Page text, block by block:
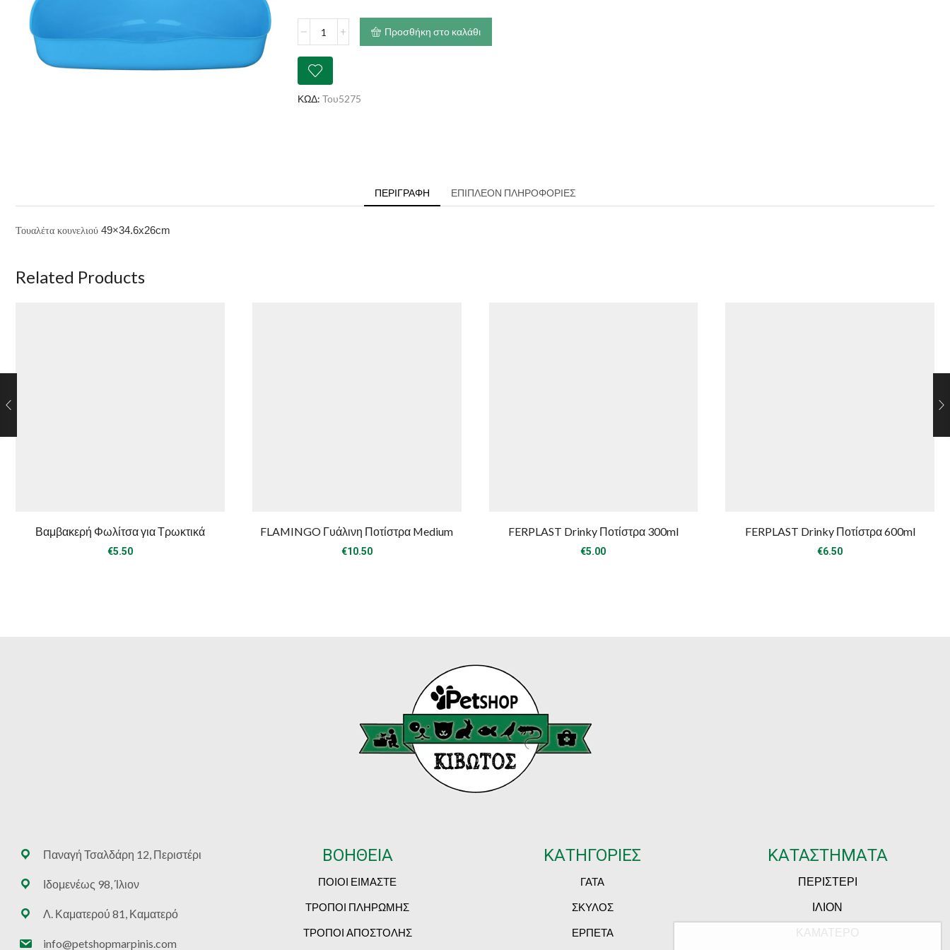
Κουνελιού
ποσότητα
Προσθήκη στο καλάθι
ΚΩΔ: Του5275
ΠΕΡΙΓΡΑΦΉ ΕΠΙΠΛΈΟΝ ΠΛΗΡΟΦΟΡΊΕΣ
Τουαλέτα κουνελιού 49×34.6x26cm
Related Products
Βαμβακερή Φωλίτσα για Τρωκτικά
€5.50
FLAMINGO Γυάλινη Ποτίστρα Medium
€10.50
FERPLAST Drinky Ποτίστρα 300ml
€5.00
FERPLAST Drinky Ποτίστρα 600ml
€6.50
Παναγή Τσαλδάρη 12, Περιστέρι
Ιδομενέως 98, Ίλιον
Λ. Καματερού 81, Καματερό
info@petshopmarpinis.com
ΒΟΗΘΕΙΑ
ΠΟΙΟΙ ΕΙΜΑΣΤΕ
ΤΡΟΠΟΙ ΠΛΗΡΩΜΗΣ
ΤΡΟΠΟΙ ΑΠΟΣΤΟΛΗΣ
ΚΑΤΗΓΟΡΙΕΣ
ΓΑΤΑ
ΣΚΥΛΟΣ
ΕΡΠΕΤΑ
ΚΑΤΑΣΤΗΜΑΤΑ
ΠΕΡΙΣΤΕΡΙ
ΙΛΙΟΝ